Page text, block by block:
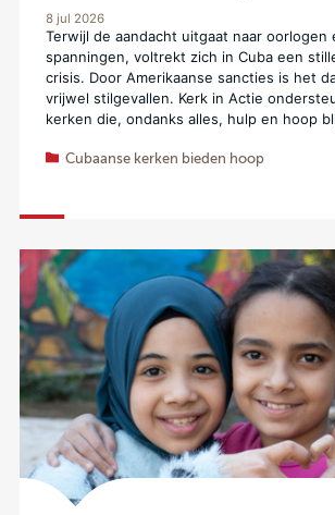
8 jul 2026
Terwijl de aandacht uitgaat naar oorlogen
spanningen, voltrekt zich in Cuba een
crisis. Door Amerikaanse sancties is het
vrijwel stilgevallen. Kerk in Actie
kerken die, ondanks alles, hulp en hoop
Cubaanse kerken bieden hoop